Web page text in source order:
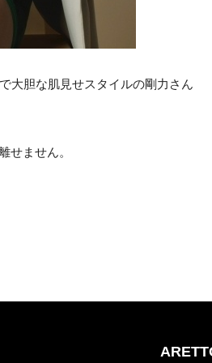
大胆な肌見せスタイルの剛力さん
せません。